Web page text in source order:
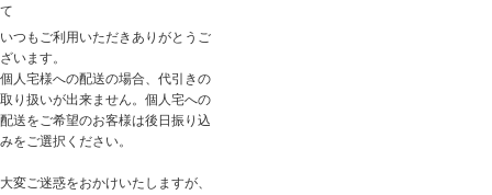
て
いつもご利用いただきありがとうご
ざいます。
個人宅様への配送の場合、代引きの
取り扱いが出来ません。個人宅への
配送をご希望のお客様は後日振り込
みをご選択ください。
大変ご迷惑をおかけいたしますが、